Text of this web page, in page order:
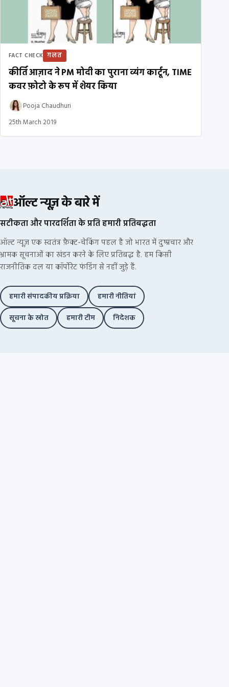
FACT CHECK ग़लत
कीर्ति आज़ाद ने PM मोदी का पुराना व्यंग कार्टून, TIME
कवर फ़ोटो के रूप में शेयर किया
Pooja Chaudhuri
25th March 2019
ऑल्ट न्यूज़ के बारे में
सटीकता और पारदर्शिता के प्रति हमारी प्रतिबद्धता
ऑल्ट न्यूज़ एक स्वतंत्र फ़ैक्ट-चेकिंग पहल है जो भारत में दुष्प्रचार और
भ्रामक सूचनाओं का खंडन करने के लिए प्रतिबद्ध है. हम किसी
राजनीतिक दल या कॉर्पोरेट फंडिंग से नहीं जुड़े हैं.
हमारी संपादकीय प्रक्रिया
हमारी नीतियां
सूचना के स्रोत
हमारी टीम निदेशक